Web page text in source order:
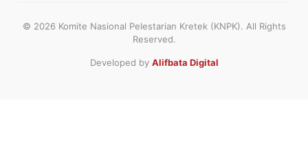
© 2026 Komite Nasional Pelestarian Kretek (KNPK). All Rights
Reserved.
Developed by Alifbata Digital